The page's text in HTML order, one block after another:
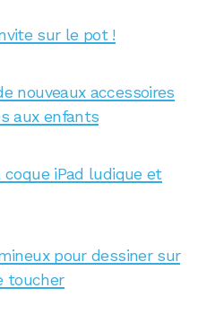
sur le pot !
nouveaux accessoires
aux enfants
coque iPad ludique et
pour dessiner sur
toucher